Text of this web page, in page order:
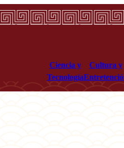
Ciencia y
Tecnología
Cultura y